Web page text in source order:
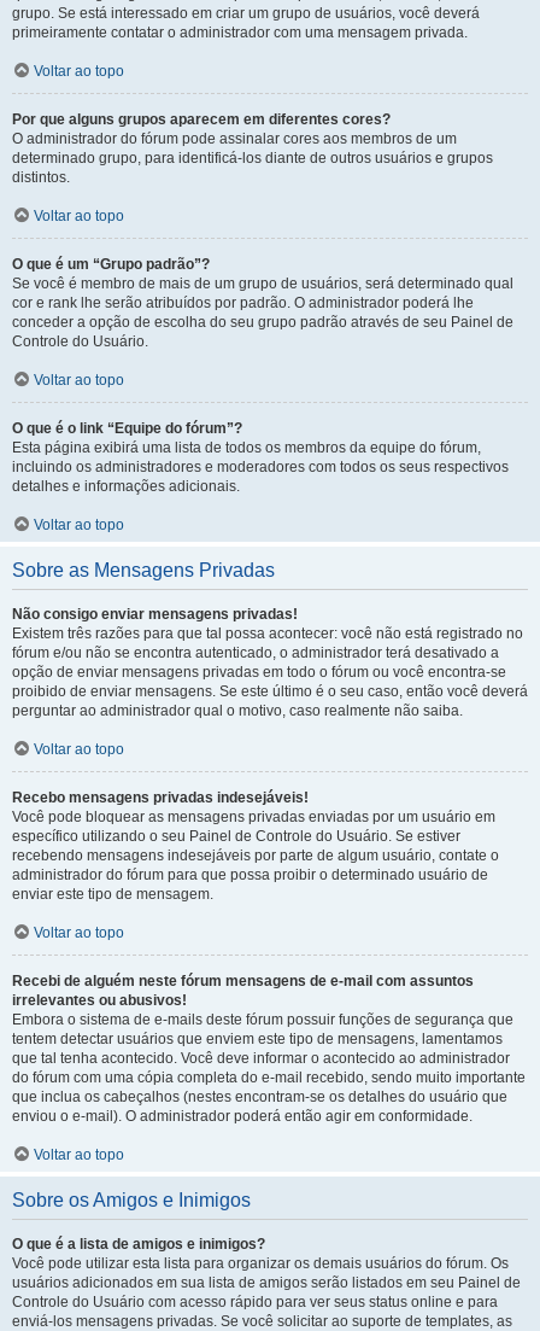
grupo. Se está interessado em criar um grupo de usuários, você deverá
primeiramente contatar o administrador com uma mensagem privada.
Voltar ao topo
Por que alguns grupos aparecem em diferentes cores?
O administrador do fórum pode assinalar cores aos membros de um
determinado grupo, para identificá-los diante de outros usuários e grupos
distintos.
Voltar ao topo
O que é um “Grupo padrão”?
Se você é membro de mais de um grupo de usuários, será determinado qual
cor e rank lhe serão atribuídos por padrão. O administrador poderá lhe
conceder a opção de escolha do seu grupo padrão através de seu Painel de
Controle do Usuário.
Voltar ao topo
O que é o link “Equipe do fórum”?
Esta página exibirá uma lista de todos os membros da equipe do fórum,
incluindo os administradores e moderadores com todos os seus respectivos
detalhes e informações adicionais.
Voltar ao topo
Sobre as Mensagens Privadas
Não consigo enviar mensagens privadas!
Existem três razões para que tal possa acontecer: você não está registrado no
fórum e/ou não se encontra autenticado, o administrador terá desativado a
opção de enviar mensagens privadas em todo o fórum ou você encontra-se
proibido de enviar mensagens. Se este último é o seu caso, então você deverá
perguntar ao administrador qual o motivo, caso realmente não saiba.
Voltar ao topo
Recebo mensagens privadas indesejáveis!
Você pode bloquear as mensagens privadas enviadas por um usuário em
específico utilizando o seu Painel de Controle do Usuário. Se estiver
recebendo mensagens indesejáveis por parte de algum usuário, contate o
administrador do fórum para que possa proibir o determinado usuário de
enviar este tipo de mensagem.
Voltar ao topo
Recebi de alguém neste fórum mensagens de e-mail com assuntos
irrelevantes ou abusivos!
Embora o sistema de e-mails deste fórum possuir funções de segurança que
tentem detectar usuários que enviem este tipo de mensagens, lamentamos
que tal tenha acontecido. Você deve informar o acontecido ao administrador
do fórum com uma cópia completa do e-mail recebido, sendo muito importante
que inclua os cabeçalhos (nestes encontram-se os detalhes do usuário que
enviou o e-mail). O administrador poderá então agir em conformidade.
Voltar ao topo
Sobre os Amigos e Inimigos
O que é a lista de amigos e inimigos?
Você pode utilizar esta lista para organizar os demais usuários do fórum. Os
usuários adicionados em sua lista de amigos serão listados em seu Painel de
Controle do Usuário com acesso rápido para ver seus status online e para
enviá-los mensagens privadas. Se você solicitar ao suporte de templates, as